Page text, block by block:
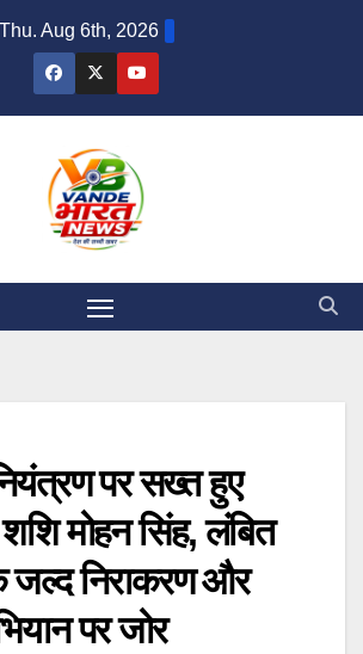
Thu. Aug 6th, 2026
पर सख्त हुए
मोहन सिंह, लंबित
जल्द निराकरण और
पर जोर